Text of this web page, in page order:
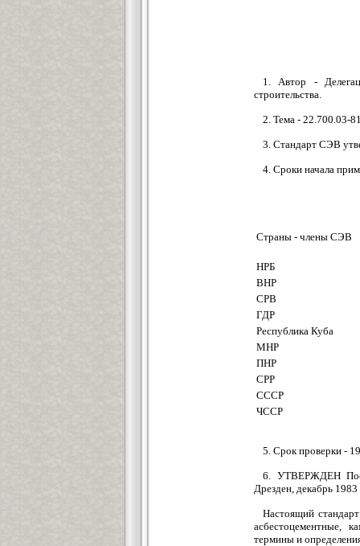
1. Автор -
строительства.
2. Тема - 22.700.03-
3. Стандарт СЭВ
4. Сроки начала
Страны - члены СЭВ
НРБ
ВНР
СРВ
ГДР
Республика Куба
МНР
ПНР
СРР
СССР
ЧССР
5. Срок проверки -
6. УТВЕРЖДЕН
Дрезден, декабрь 1983
Настоящий
асбестоцементные,
термины и